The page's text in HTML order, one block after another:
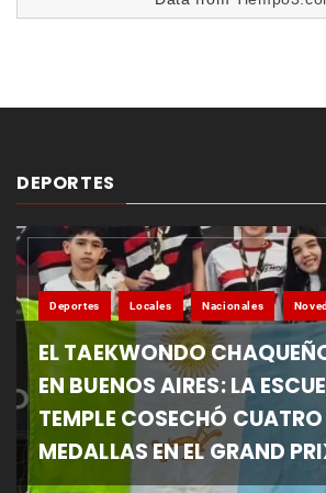
DEPORTES
Deportes Locales Nacionales
EL TAEKWONDO
EN BUENOS AIRES: LA
TEMPLE COSECHÓ CUATRO
MEDALLAS EN EL GRAND